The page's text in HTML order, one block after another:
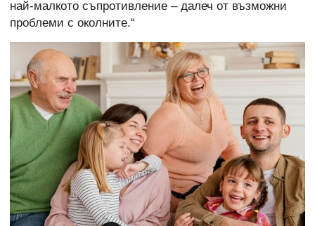
най-малкото съпротивление – далеч от възможни
проблеми с околните.“